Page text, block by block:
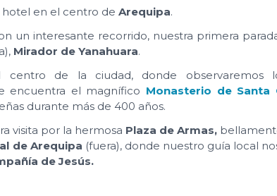
en el centro de Arequipa.
un interesante recorrido, nuestra primera
Mirador de Yanahuara.
centro de la ciudad, donde observaremos
encuentra el magnífico Monasterio de Santa
durante más de 400 años.
visita por la hermosa Plaza de Armas,
de Arequipa (fuera), donde nuestro guía local
de Jesús.